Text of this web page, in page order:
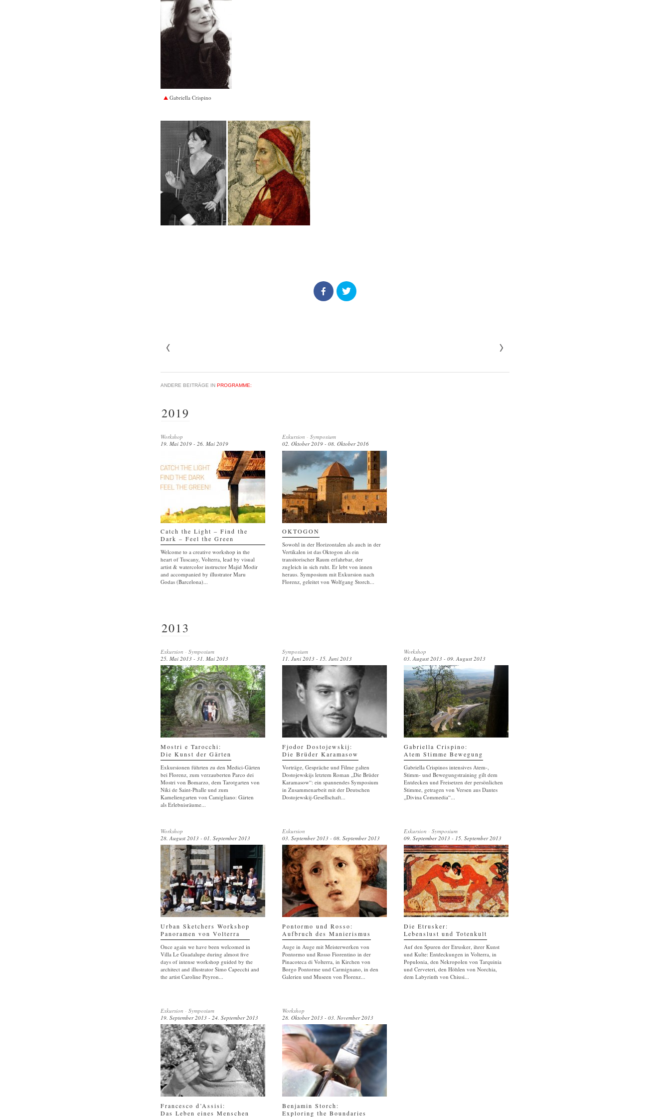
Gabriella Crispino
ANDERE BEITRÄGE IN PROGRAMME:
2019
Workshop
19. Mai 2019 - 26. Mai 2019
Catch the Light – Find the
Dark – Feel the Green
Welcome to a creative workshop in the
heart of Tuscany, Volterra, lead by visual
artist & watercolor instructor Majid Modir
and accompanied by illustrator Maru
Godas (Barcelona)...
Exkursion - Symposium
02. Oktober 2019 - 08. Oktober 2016
OKTOGON
Sowohl in der Horizontalen als auch in der
Vertikalen ist das Oktogon als ein
transitorischer Raum erfahrbar, der
zugleich in sich ruht. Er lebt von innen
heraus. Symposium mit Exkursion nach
Florenz, geleitet von Wolfgang Storch...
2013
Exkursion - Symposium
25. Mai 2013 - 31. Mai 2013
Mostri e Tarocchi:
Die Kunst der Gärten
Exkursionen führten zu den Medici-Gärten
bei Florenz, zum verzauberten Parco dei
Mostri von Bomarzo, dem Tarotgarten von
Niki de Saint-Phalle und zum
Kameliengarten von Camigliano: Gärten
als Erlebnisräume...
Symposium
11. Juni 2013 - 15. Juni 2013
Fjodor Dostojewskij:
Die Brüder Karamasow
Vorträge, Gespräche und Filme galten
Dostojewskijs letztem Roman „Die Brüder
Karamasow“: ein spannendes Symposium
in Zusammenarbeit mit der Deutschen
Dostojewskij-Gesellschaft...
Workshop
03. August 2013 - 09. August 2013
Gabriella Crispino:
Atem Stimme Bewegung
Gabriella Crispinos intensives Atem-,
Stimm- und Bewegungstraining gilt dem
Entdecken und Freisetzen der persönlichen
Stimme, getragen von Versen aus Dantes
„Divina Commedia“...
Workshop
28. August 2013 - 01. September 2013
Urban Sketchers Workshop
Panoramen von Volterra
Once again we have been welcomed in
Villa Le Guadalupe during almost five
days of intense workshop guided by the
architect and illustrator Simo Capecchi and
the artist Caroline Peyron...
Exkursion
03. September 2013 - 08. September 2013
Pontormo und Rosso:
Aufbruch des Manierismus
Auge in Auge mit Meisterwerken von
Pontormo und Rosso Fiorentino in der
Pinacoteca di Volterra, in Kirchen von
Borgo Pontorme und Carmignano, in den
Galerien und Museen von Florenz...
Exkursion - Symposium
09. September 2013 - 15. September 2013
Die Etrusker:
Lebenslust und Totenkult
Auf den Spuren der Etrusker, ihrer Kunst
und Kulte: Entdeckungen in Volterra, in
Populonia, den Nekropolen von Tarquinia
und Cerveteri, den Höhlen von Norchia,
dem Labyrinth von Chiusi...
Exkursion - Symposium
19. September 2013 - 24. September 2013
Francesco d’Assisi:
Das Leben eines Menschen
Workshop
28. Oktober 2013 - 03. November 2013
Benjamin Storch:
Exploring the Boundaries